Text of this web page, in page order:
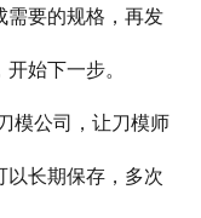
需要的规格，再发
开始下一步。
模公司，让刀模师
以长期保存，多次